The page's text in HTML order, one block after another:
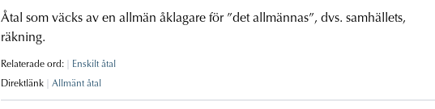
Åtal som väcks av en allmän åklagare för ”det allmännas”, dvs. samhällets,
räkning.
Relaterade ord:
Enskilt åtal
Direktlänk
Allmänt åtal